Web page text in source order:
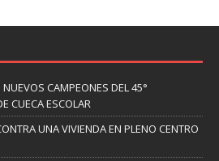
CAMPEONES DEL 45°
CUECA ESCOLAR
UNA VIVIENDA EN PLENO CENTRO